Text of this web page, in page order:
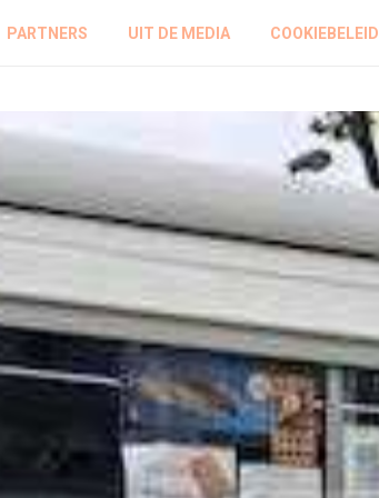
PARTNERS UIT DE MEDIA COOKIEBELEID